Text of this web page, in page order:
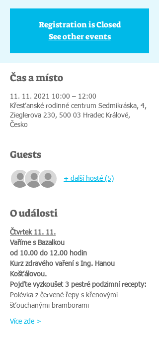
Registration is Closed
See other events
Čas a místo
11. 11. 2021 10:00 – 12:00
Křesťanské rodinné centrum Sedmikráska, 4,
Zieglerova 230, 500 03 Hradec Králové,
Česko
Guests
+ další hosté (5)
O události
Čtvrtek 11. 11.
Vaříme s Bazalkou
od 10.00 do 12.00 hodin
Kurz zdravého vaření s Ing. Hanou
Košťálovou.
Pojďte vyzkoušet 3 pestré podzimní recepty:
Polévka z červené řepy s křenovými
šťouchanými bramborami
Více zde >